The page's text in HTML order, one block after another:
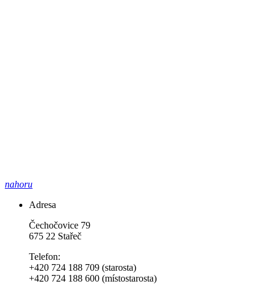
nahoru
Adresa
Čechočovice 79
675 22 Stařeč
Telefon:
+420 724 188 709 (starosta)
+420 724 188 600 (místostarosta)